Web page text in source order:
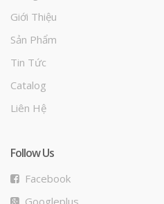
Giới Thiệu
Sản Phẩm
Tin Tức
Catalog
Liên Hệ
Follow Us
Facebook
Googleplus